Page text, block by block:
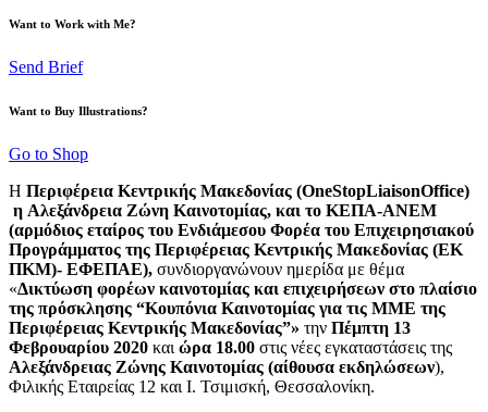
Want to Work with Me?
Send Brief
Want to Buy Illustrations?
Go to Shop
Η Περιφέρεια Κεντρικής Μακεδονίας (OneStopLiaisonOffice)
η Αλεξάνδρεια Ζώνη Καινοτομίας, και το ΚΕΠΑ-ΑΝΕΜ
(αρμόδιος εταίρος του Ενδιάμεσου Φορέα του Επιχειρησιακού
Προγράμματος της Περιφέρειας Κεντρικής Μακεδονίας (ΕΚ
ΠΚΜ)- ΕΦΕΠΑΕ), συνδιοργανώνουν ημερίδα με θέμα
«Δικτύωση φορέων καινοτομίας και επιχειρήσεων στο πλαίσιο
της πρόσκλησης “Κουπόνια Καινοτομίας για τις ΜΜΕ της
Περιφέρειας Κεντρικής Μακεδονίας”» την Πέμπτη 13
Φεβρουαρίου 2020 και ώρα 18.00 στις νέες εγκαταστάσεις της
Αλεξάνδρειας Ζώνης Καινοτομίας (αίθουσα εκδηλώσεων),
Φιλικής Εταιρείας 12 και Ι. Τσιμισκή, Θεσσαλονίκη.